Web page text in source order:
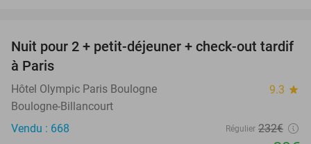
62%
Nuit pour 2 + petit-déjeuner + check-out tardif
à Paris
Hôtel Olympic Paris Boulogne 9.3 star
Boulogne-Billancourt
Vendu : 668
Régulier 232€